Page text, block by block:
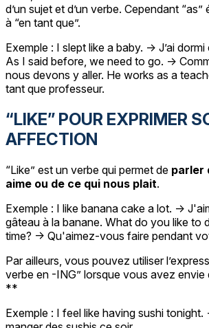
d’un sujet et d’un verbe. Cependant
à “en tant que”.
Exemple : I slept like a baby. -> J’ai
As I said before, we need to go. ->
nous devons y aller. He works as a
tant que professeur.
“LIKE” POUR EXPRIMER
AFFECTION
“Like” est un verbe qui permet de parler
aime ou de ce qui nous plait.
Exemple : I like banana cake a lot. ->
gâteau à la banane. What do you like to
time? -> Qu'aimez-vous faire pendant
Par ailleurs, vous pouvez utiliser
verbe en -ING” lorsque vous avez envie
**
Exemple : I feel like having sushi tonight.